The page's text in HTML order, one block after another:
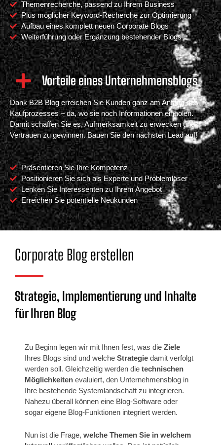
Themenrecherche, passend zu Ihrem Business
Plus möglicher Keyword-Recherche zur Optimierung
Aufbau eines komplett neuen Corporate Blogs
Weiterführung oder Ergänzung bestehender Blogs
Vorteile eines Unternehmensblogs
Dank B2B Blog erreichen Sie Kunden ganz am Anfang des
Kaufprozesses – da, wo sie noch Informationen einholen.
Damit schaffen Sie es, Aufmerksamkeit zu erwecken und
Vertrauen zu gewinnen. Bauen Sie den nächsten Lead auf!
Präsentieren Sie Ihre Kompetenz
Positionieren Sie sich als Experte und Problemlöser
Lenken Sie Interessenten zu Ihrem Angebot
Erreichen Sie potentielle Neukunden
Corporate Blog erstellen
Strategie, Implementierung und Inhalte
für Ihren Blog
Zu Beginn legen wir mit Ihnen fest, was die Ziele
Ihres Blogs sind und welche Strategie damit verfolgt
werden soll. Gleichzeitig werden die technischen
Möglichkeiten evaluiert, den Unternehmensblog in
Ihre bestehende Systemlandschaft zu integrieren.
Nahezu überall können eine Blog-Software oder
sogar eigene Blog-Funktionen integriert werden.
Nun ist die Frage, welche Themen Sie in welchem